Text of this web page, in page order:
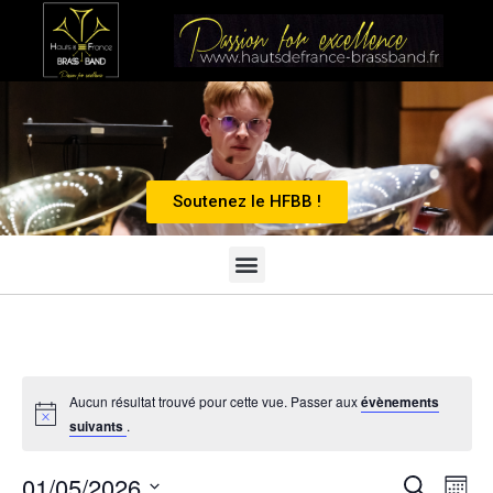
Soutenez le HFBB !
Aucun résultat trouvé pour cette vue. Passer auxévènements
suivants .